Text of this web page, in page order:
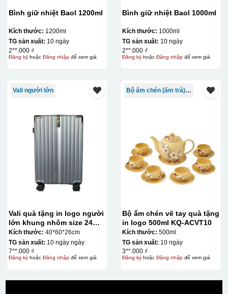
Bình giữ nhiệt Baol 1200ml
Kích thước: 1200ml
TG sản xuất: 10 ngày
2**.000 ₫
Đăng kýhoặc Đăng nhậpđể xem giá
Bình giữ nhiệt Baol 1000ml
Kích thước: 1000ml
TG sản xuất: 10 ngày
2**.000 ₫
Đăng kýhoặc Đăng nhậpđể xem giá
Vali người lớn
Vali quà tặng in logo người
lớn khung nhôm size 24
KQ-VL09
Kích thước: 40*60*26cm
TG sản xuất: 10 ngày ngày
7**.000 ₫
Đăng kýhoặc Đăng nhậpđể xem giá
Bộ ấm chén (ấm trà) in logo
Bộ ấm chén vẽ tay quà tặng
in logo 500ml KQ-ACVT10
Kích thước: 500ml
TG sản xuất: 10 ngày
3**.000 ₫
Đăng kýhoặc Đăng nhậpđể xem giá